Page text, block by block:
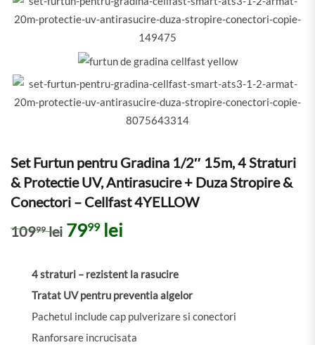
Set Furtun pentru Gradina 1/2″ 15m, 4 Straturi
& Protectie UV, Antirasucire + Duza Stropire &
Conectori – Cellfast 4YELLOW
10999 lei Prețul inițial a fost: 10999 lei.
7999 lei
4 straturi – rezistent la rasucire
Tratat UV pentru preventia algelor
Pachetul include cap pulverizare si conectori
Ranforsare incrucisata